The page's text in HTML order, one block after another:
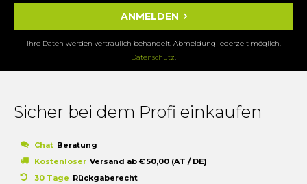
ANMELDEN
Ihre Daten werden vertraulich behandelt. Abmeldung jederzeit möglich.
Datenschutz.
Sicher bei dem Profi einkaufen
Chat Beratung
Kostenloser Versand ab € 50,00 (AT / DE)
30 Tage Rückgaberecht